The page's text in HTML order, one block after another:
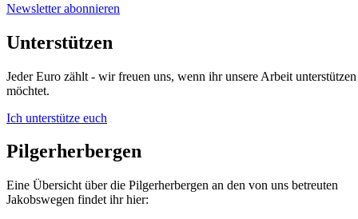
Newsletter abonnieren
Unterstützen
Jeder Euro zählt - wir freuen uns, wenn ihr unsere Arbeit unterstützen
möchtet.
Ich unterstütze euch
Pilgerherbergen
Eine Übersicht über die Pilgerherbergen an den von uns betreuten
Jakobswegen findet ihr hier: